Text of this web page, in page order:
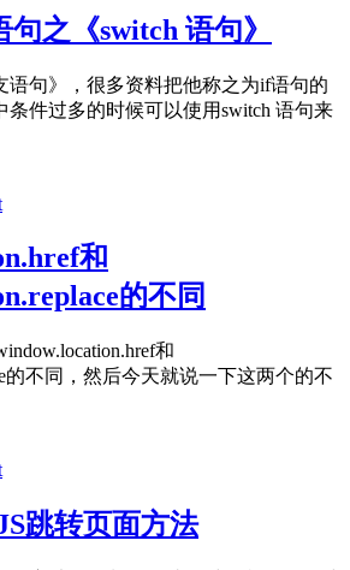
之《switch 语句》
语句》，很多资料把他称之为if语句的
条件过多的时候可以使用switch 语句来
和
的不同
和
的不同，然后今天就说一下这两个的不
跳转页面方法